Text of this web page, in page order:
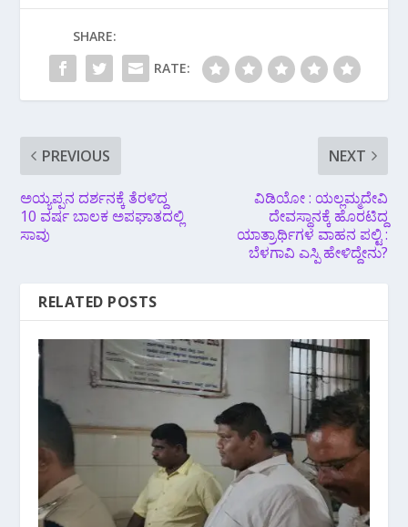
SHARE:
RATE:
PREVIOUS
ಅಯ್ಯಪ್ಪನ ದರ್ಶನಕ್ಕೆ ತೆರಳಿದ್ದ
10 ವರ್ಷ ಬಾಲಕ ಅಪಘಾತದಲ್ಲಿ
ಸಾವು
NEXT
ವಿಡಿಯೋ : ಯಲ್ಲಮ್ಮದೇವಿ
ದೇವಸ್ಥಾನಕ್ಕೆ ಹೊರಟಿದ್ದ
ಯಾತ್ರಾರ್ಥಿಗಳ ವಾಹನ ಪಲ್ಟಿ :
ಬೆಳಗಾವಿ ಎಸ್ಪಿ ಹೇಳಿದ್ದೇನು?
RELATED POSTS